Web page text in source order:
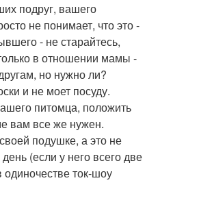
подруг, вашего
не понимает, что это -
- не старайтесь,
в отношении мамы -
но нужно ли?
и не моет посуду.
питомца, положить
вам все же нужен.
подушке, а это не
(если у него всего две
одиночестве ток-шоу